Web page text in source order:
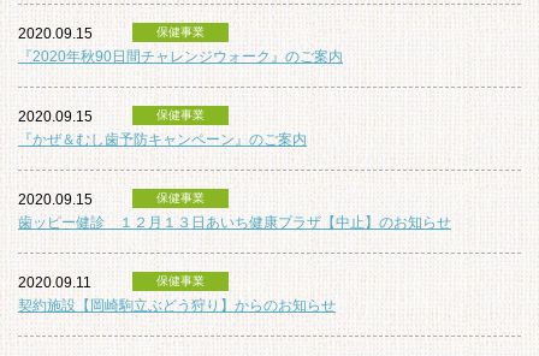
2020.09.15 保健事業
『2020年秋90日間チャレンジウォーク』のご案内
2020.09.15 保健事業
『かぜ＆むし歯予防キャンペーン』のご案内
2020.09.15 保健事業
歯ッピー健診 １２月１３日あいち健康プラザ【中止】のお知らせ
2020.09.11 保健事業
契約施設【岡崎駒立ぶどう狩り】からのお知らせ